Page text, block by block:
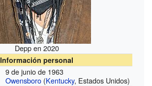
Depp en 2020
Información personal
9 de junio de 1963
Owensboro (Kentucky, Estados Unidos)